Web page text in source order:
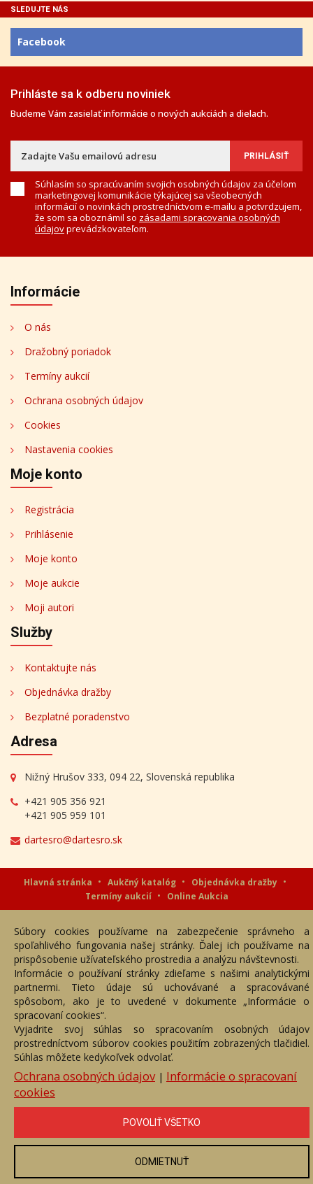
SLEDUJTE NÁS
Facebook
Prihláste sa k odberu noviniek
Budeme Vám zasielať informácie o nových aukciách a dielach.
Súhlasím so spracúvaním svojich osobných údajov za účelom
marketingovej komunikácie týkajúcej sa všeobecných
informácií o novinkách prostredníctvom e-mailu a potvrdzujem,
že som sa oboznámil so zásadami spracovania osobných
údajovprevádzkovateľom.
Informácie
O nás
Dražobný poriadok
Termíny aukcií
Ochrana osobných údajov
Cookies
Nastavenia cookies
Moje konto
Registrácia
Prihlásenie
Moje konto
Moje aukcie
Moji autori
Služby
Kontaktujte nás
Objednávka dražby
Bezplatné poradenstvo
Adresa
Nižný Hrušov 333, 094 22, Slovenská republika
+421 905 356 921
+421 905 959 101
dartesro@dartesro.sk
Hlavná stránka Aukčný katalóg
Objednávka dražby
Termíny aukcií
Online Aukcia
Akékoľvek používanie obrazových a textových súčastí tejto stránky je
podmienené výslovným súhlasom jej vlastníka. Všetky práva sú
vyhradené.
Súbory cookies používame na zabezpečenie správneho a
spoľahlivého fungovania našej stránky. Ďalej ich používame na
prispôsobenie užívateľského prostredia a analýzu návštevnosti.
Informácie o používaní stránky zdieľame s našimi analytickými
partnermi. Tieto údaje sú uchovávané a spracovávané
spôsobom, ako je to uvedené v dokumente „Informácie o
spracovaní cookies“.
Vyjadrite svoj súhlas so spracovaním osobných údajov
prostredníctvom súborov cookies použitím zobrazených tlačidiel.
Súhlas môžete kedykoľvek odvolať.
Ochrana osobných údajov| Informácie o spracovaní
cookies
POVOLIŤ VŠETKO
ODMIETNUŤ